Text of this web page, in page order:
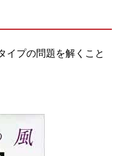
イプの問題を解くこと